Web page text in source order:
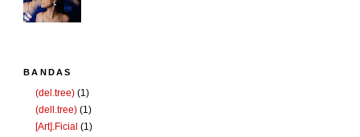
BANDAS
(del.tree) (1)
(dell.tree) (1)
[Art].Ficial (1)